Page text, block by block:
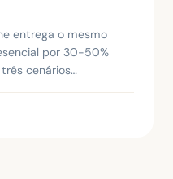
entrega o mesmo
por 30-50%
cenários